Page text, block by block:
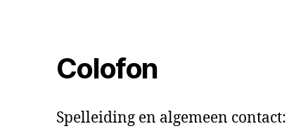
Colofon
Spelleiding en algemeen contact: